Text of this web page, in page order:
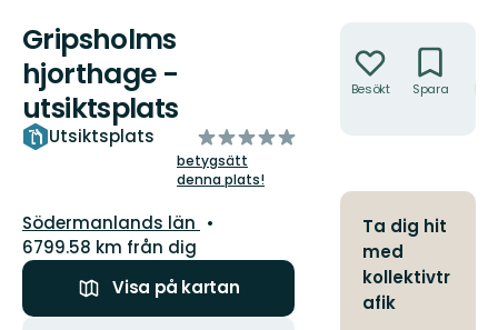
Gripsholms
hjorthage -
utsiktsplats
Utsiktsplats
av
5
stjärnor
betygsätt
denna plats!
Län:
Södermanlands län
6799.58 km från dig
Visa på kartan
Besökt Spara
Ta dig hit
med
kollektivtr
afik